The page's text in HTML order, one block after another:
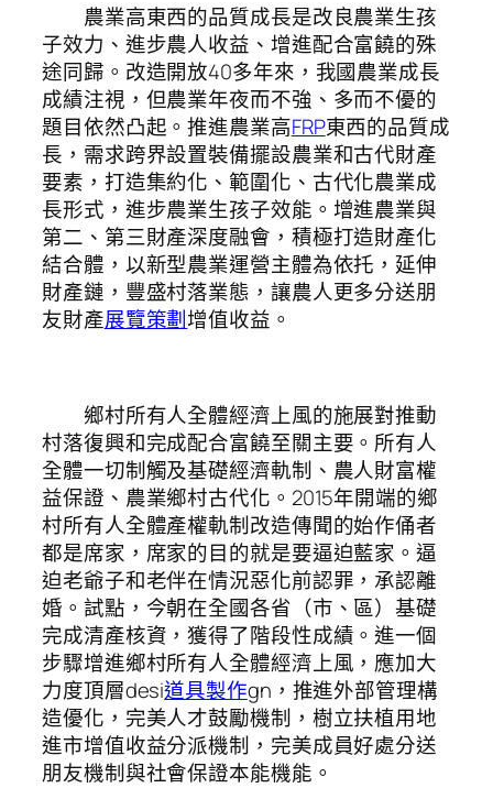
農業高東西的品質成長是改良農業生孩
子效力、進步農人收益、增進配合富饒的殊
途同歸。改造開放40多年來，我國農業成長
成績注視，但農業年夜而不強、多而不優的
題目依然凸起。推進農業高FRP東西的品質成
長，需求跨界設置裝備擺設農業和古代財產
要素，打造集約化、範圍化、古代化農業成
長形式，進步農業生孩子效能。增進農業與
第二、第三財產深度融會，積極打造財產化
結合體，以新型農業運營主體為依托，延伸
財產鏈，豐盛村落業態，讓農人更多分送朋
友財產展覽策劃增值收益。
鄉村所有人全體經濟上風的施展對推動
村落復興和完成配合富饒至關主要。所有人
全體一切制觸及基礎經濟軌制、農人財富權
益保證、農業鄉村古代化。2015年開端的鄉
村所有人全體產權軌制改造傳聞的始作俑者
都是席家，席家的目的就是要逼迫藍家。逼
迫老爺子和老伴在情況惡化前認罪，承認離
婚。試點，今朝在全國各省（市、區）基礎
完成清產核資，獲得了階段性成績。進一個
步驟增進鄉村所有人全體經濟上風，應加大
力度頂層desi道具製作gn，推進外部管理構
造優化，完美人才鼓勵機制，樹立扶植用地
進市增值收益分派機制，完美成員好處分送
朋友機制與社會保證本能機能。